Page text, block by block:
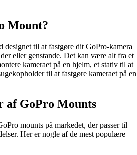
Mount?
designet til at fastgøre dit GoPro-kamera
eller genstande. Det kan være alt fra et
kameraet på en hjelm, et stativ til at
til at fastgøre kameraet på en
af GoPro Mounts
mounts på markedet, der passer til
Her er nogle af de mest populære